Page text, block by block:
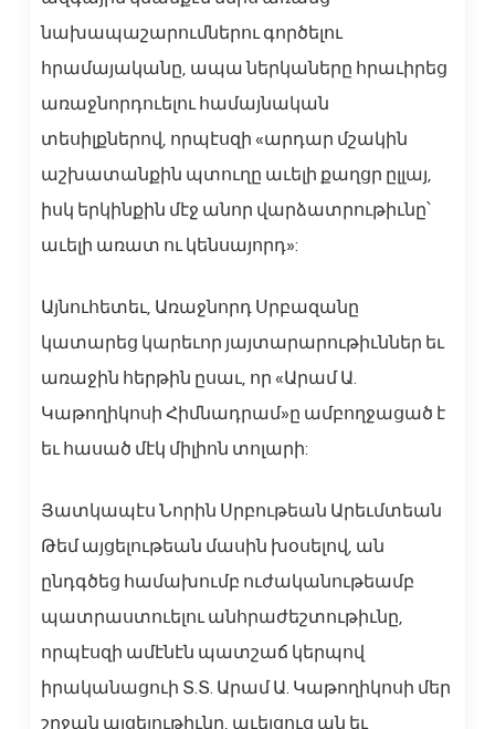
նախապաշարումներու գործելու
հրամայականը, ապա ներկաները հրաւիրեց
առաջնորդուելու համայնական
տեսիլքներով, որպէսզի «արդար մշակին
աշխատանքին պտուղը աւելի քաղցր ըլլայ,
իսկ երկինքին մէջ անոր վարձատրութիւնը՝
աւելի առատ ու կենսայորդ»:
Այնուհետեւ, Առաջնորդ Սրբազանը
կատարեց կարեւոր յայտարարութիւններ եւ
առաջին հերթին ըսաւ, որ «Արամ Ա.
Կաթողիկոսի Հիմնադրամ»ը ամբողջացած է
եւ հասած մէկ միլիոն տոլարի:
Յատկապէս Նորին Սրբութեան Արեւմտեան
Թեմ այցելութեան մասին խօսելով, ան
ընդգծեց համախումբ ուժականութեամբ
պատրաստուելու անհրաժեշտութիւնը,
որպէսզի ամէնէն պատշաճ կերպով
իրականացուի Տ.Տ. Արամ Ա. Կաթողիկոսի մեր
շրջան այցելութիւնը, աւելցուց ան եւ